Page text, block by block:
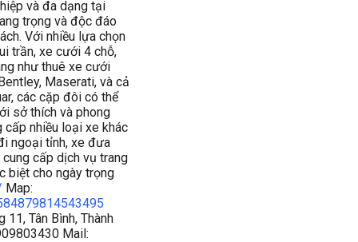
và đa dạng tại
trọng và độc đáo
Với nhiều lựa chọn
trần, xe cưới 4 chỗ,
như thuê xe cưới
Maserati, và cả
các cặp đôi có thể
sở thích và phong
cấp nhiều loại xe khác
ngoại tỉnh, xe đưa
cấp dịch vụ trang
biệt cho ngày trọng
Map:
Tân Bình, Thành
Mail: